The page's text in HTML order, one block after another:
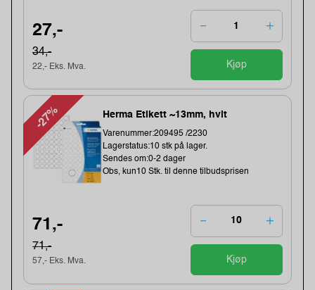
27,-
34,-
22,- Eks. Mva. Kjøp
-27% Herma Etikett ~13mm, hvit
Varenummer:209495 /2230
Lagerstatus:10 stk på lager.
Sendes om:0-2 dager
Obs, kun10 Stk. til denne tilbudsprisen
71,-
71,-
57,- Eks. Mva. Kjøp